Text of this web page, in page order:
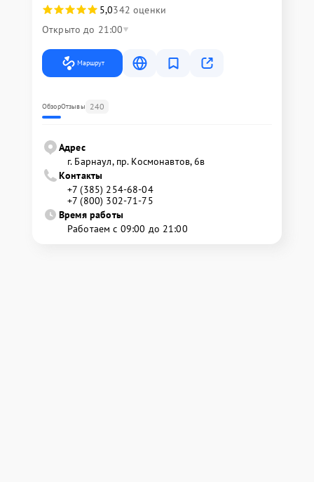
5,0342 оценки
Открыто до 21:00
Маршрут
ОбзорОтзывы 240
Адрес
г. Барнаул, ​пр. Космонавтов, 6в
Контакты
+7 (385) 254-68-04
+7 (800) 302-71-75
Время работы
Работаем с 09:00 до 21:00